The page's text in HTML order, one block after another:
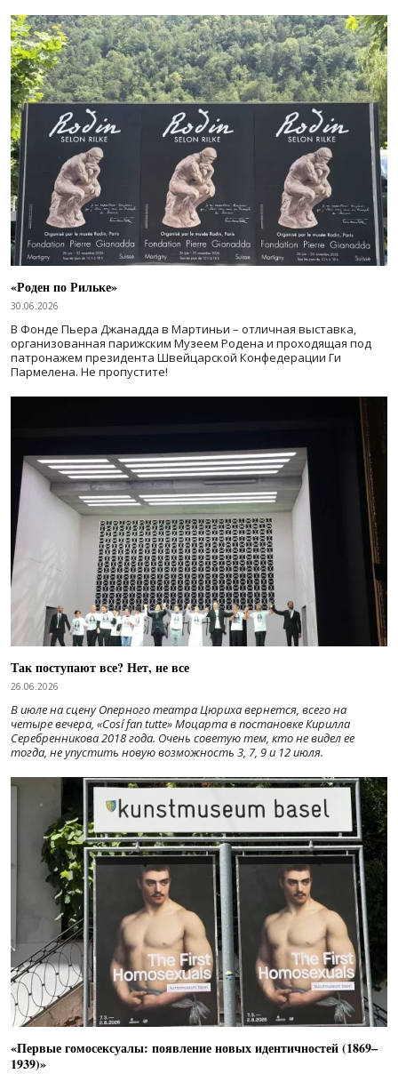
«Роден по Рильке»
30.06.2026
В Фонде Пьера Джанадда в Мартиньи – отличная выставка,
организованная парижским Музеем Родена и проходящая под
патронажем президента Швейцарской Конфедерации Ги
Пармелена. Не пропустите!
Так поступают все? Нет, не все
26.06.2026
В июле на сцену Оперного театра Цюриха вернется, всего на
четыре вечера, «Cosí fan tutte» Моцарта в постановке Кирилла
Серебренникова 2018 года. Очень советую тем, кто не видел ее
тогда, не упустить новую возможность 3, 7, 9 и 12 июля.
«Первые гомосексуалы: появление новых идентичностей (1869–
1939)»